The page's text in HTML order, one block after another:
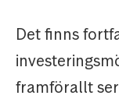
Det finns
framförallt